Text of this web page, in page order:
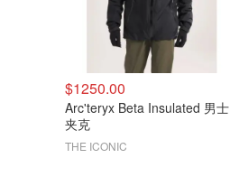
$1250.00
Arc'teryx Beta Insulated 男士
夹克
THE ICONIC